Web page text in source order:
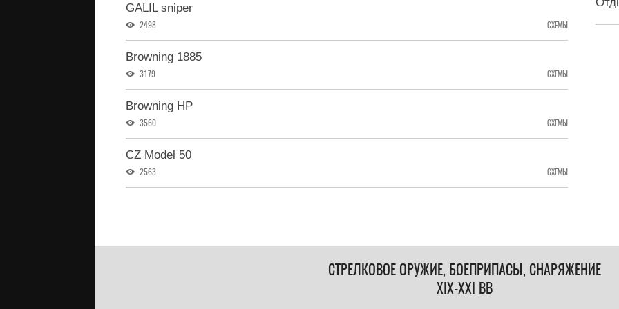
GALIL sniper
2498 СХЕМЫ
Browning 1885
3179 СХЕМЫ
Browning HP
3560 СХЕМЫ
CZ Model 50
2563 СХЕМЫ
СТРЕЛКОВОЕ ОРУЖИЕ, БОЕПРИПАСЫ, СНАРЯЖЕНИЕ
XIX-XXI ВВ